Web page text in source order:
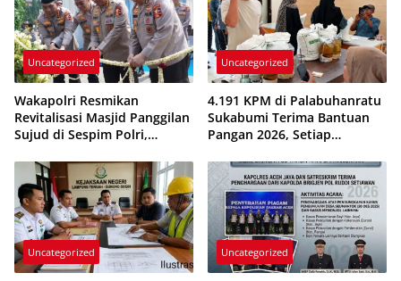
Uncategorized
Wakapolri Resmikan
Revitalisasi Masjid Panggilan
Sujud di Sespim Polri,
Karakter dan Kepemimpinan
Bhayangkara
Uncategorized
4.191 KPM di Palabuhanratu
Sukabumi Terima Bantuan
Pangan 2026, Setiap
dan 4 Liter Minyak Goreng
Uncategorized Uncategorized